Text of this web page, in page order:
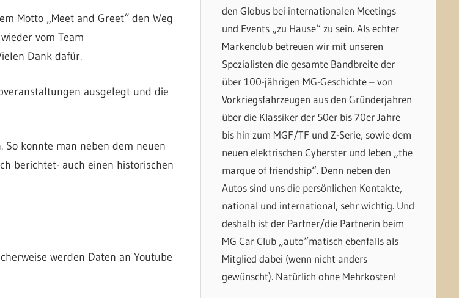
Motto „Meet and Greet“ den Weg
vom Team
Dank dafür.
ausgelegt und die
konnte man neben dem neuen
berichtet- auch einen historischen
werden Daten an Youtube
den Globus bei internationalen Meetings
und Events „zu Hause“ zu sein. Als echter
Markenclub betreuen wir mit unseren
Spezialisten die gesamte Bandbreite der
über 100-jährigen MG-Geschichte – von
Vorkriegsfahrzeugen aus den Gründerjahren
über die Klassiker der 50er bis 70er Jahre
bis hin zum MGF/TF und Z-Serie, sowie dem
neuen elektrischen Cyberster und leben „the
marque of friendship“. Denn neben den
Autos sind uns die persönlichen Kontakte,
national und international, sehr wichtig. Und
deshalb ist der Partner/die Partnerin beim
MG Car Club „auto“matisch ebenfalls als
Mitglied dabei (wenn nicht anders
gewünscht). Natürlich ohne Mehrkosten!